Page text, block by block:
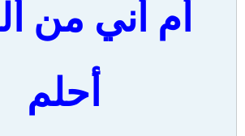
أم أني من
أحلم